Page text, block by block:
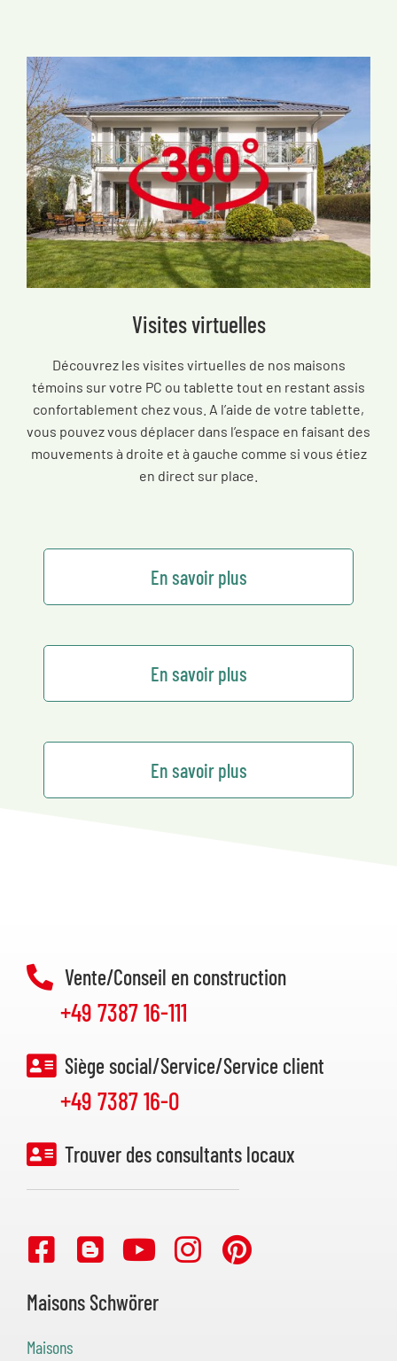
Visites virtuelles
Découvrez les visites virtuelles de nos maisons
témoins sur votre PC ou tablette tout en restant assis
confortablement chez vous. A l’aide de votre tablette,
vous pouvez vous déplacer dans l’espace en faisant des
mouvements à droite et à gauche comme si vous étiez
en direct sur place.
En savoir plus
En savoir plus
En savoir plus
Vente/Conseil en construction
+49 7387 16-111
Siège social/Service/Service client
+49 7387 16-0
Trouver des consultants locaux
Maisons Schwörer
Maisons